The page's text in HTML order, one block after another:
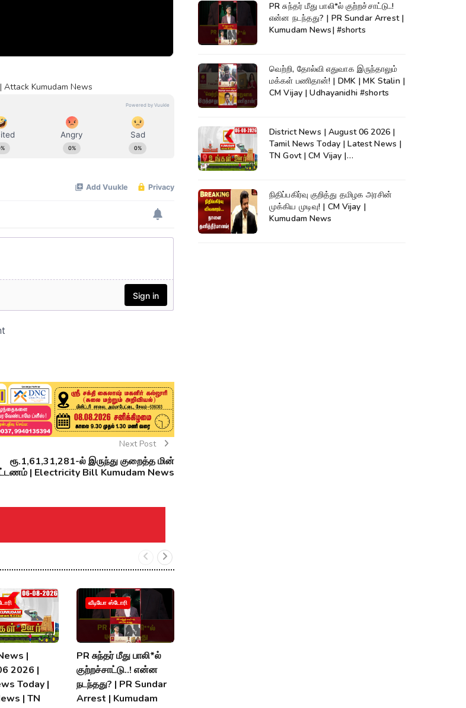
Kumudam News
Next Post
ரூ.1,61,31,281-ல் இருந்து குறைத்த மின்
| Electricity Bill Kumudam News
|
2026 |
Today |
| TN
வீடியோ ஸ்டோரி
PR சுந்தர் மீது பாலி*ல்
குற்றச்சாட்டு..! என்ன
நடந்தது? | PR Sundar
Arrest | Kumudam
PR சுந்தர் மீது பாலி*ல் குற்றச்சாட்டு..!
என்ன நடந்தது? | PR Sundar Arrest |
Kumudam News| #shorts
வெற்றி, தோல்வி எதுவாக இருந்தாலும்
மக்கள் பணிதான்! | DMK | MK Stalin |
CM Vijay | Udhayanidhi #shorts
District News | August 06 2026 |
Tamil News Today | Latest News |
TN Govt | CM Vijay |
நிதிப்பகிர்வு குறித்து தமிழக அரசின்
முக்கிய முடிவு! | CM Vijay |
Kumudam News